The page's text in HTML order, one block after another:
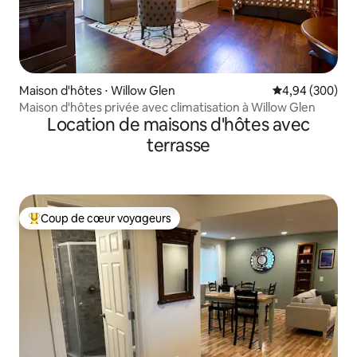
Maison d'hôtes ⋅ Willow Glen Évaluation
4,94 (300)
Maison d'hôtes privée avec climatisation à Willow Glen
Location de maisons d'hôtes avec
terrasse
Coups de cœur voyageurs les plus appréciés
Coup de cœur voyageurs